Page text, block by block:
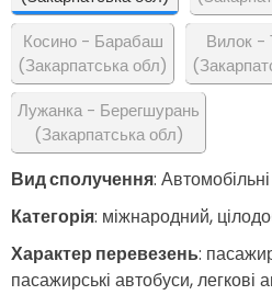
Косино - Барабаш
(Закарпатська обл)
Вилок -
Лужанка - Берегшурань
(Закарпатська обл)
Вид сполучення: Автомобільні
Категорія: міжнародний,
Характер перевезень:
пасажирські автобуси, легкові